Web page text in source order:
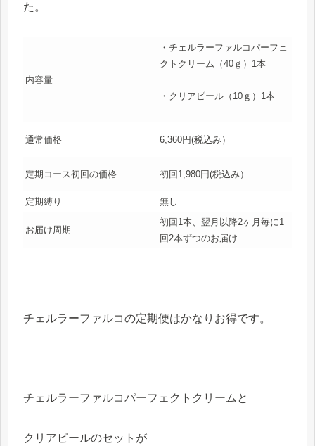
た。
内容量
・チェルラーファルコパーフェ
クトクリーム（40ｇ）1本
・クリアピール（10ｇ）1本
通常価格 6,360円(税込み）
定期コース初回の価格 初回1,980円(税込み）
定期縛り 無し
お届け周期
初回1本、翌月以降2ヶ月毎に1
回2本ずつのお届け
チェルラーファルコの定期便はかなりお得です。
チェルラーファルコパーフェクトクリームと
クリアピールのセットが